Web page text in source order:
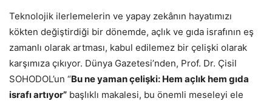
Teknolojik ilerlemelerin ve yapay zekânın hayatımızı
kökten değiştirdiği bir dönemde, açlık ve gıda israfının eş
zamanlı olarak artması, kabul edilemez bir çelişki olarak
karşımıza çıkıyor. Dünya Gazetesi’nden, Prof. Dr. Çisil
SOHODOL’un “Bu ne yaman çelişki: Hem açlık hem gıda
israfı artıyor” başlıklı makalesi, bu önemli meseleyi ele